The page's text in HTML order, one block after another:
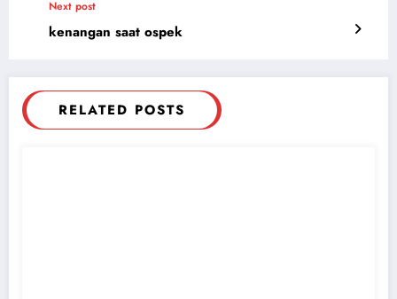
Next post
kenangan saat ospek
RELATED POSTS